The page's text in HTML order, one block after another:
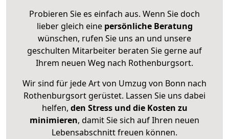
Probieren Sie es einfach aus. Wenn Sie doch
lieber gleich eine persönliche Beratung
wünschen, rufen Sie uns an und unsere
geschulten Mitarbeiter beraten Sie gerne auf
Ihrem neuen Weg nach Rothenburgsort.
Wir sind für jede Art von Umzug von Bonn nach
Rothenburgsort gerüstet. Lassen Sie uns dabei
helfen, den Stress und die Kosten zu
minimieren, damit Sie sich auf Ihren neuen
Lebensabschnitt freuen können.